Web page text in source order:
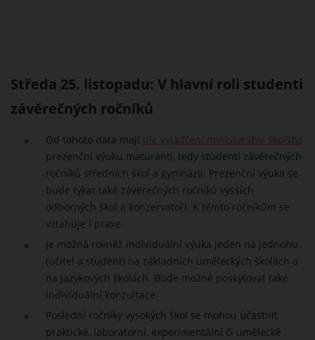
Středa 25. listopadu: V hlavní roli studenti
závěrečných ročníků
Od tohoto data mají dle vyjádření ministerstva školství
prezenční výuku maturanti, tedy studenti závěrečných
ročníků středních škol a gymnázií. Prezenční výuka se
bude týkat také závěrečných ročníků vyšších
odborných škol a konzervatoří. K těmto ročníkům se
vztahuje i praxe.
Je možná rovněž individuální výuka jeden na jednoho
(učitel a student) na základních uměleckých školách a
na jazykových školách. Bude možné poskytovat také
individuální konzultace.
Poslední ročníky vysokých škol se mohou účastnit
praktické, laboratorní, experimentální či umělecké